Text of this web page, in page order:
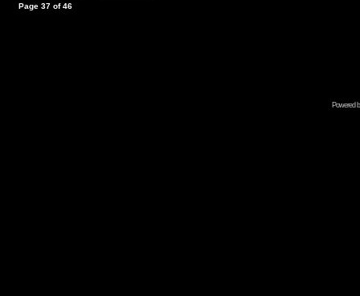
Page 37 of46
Powered